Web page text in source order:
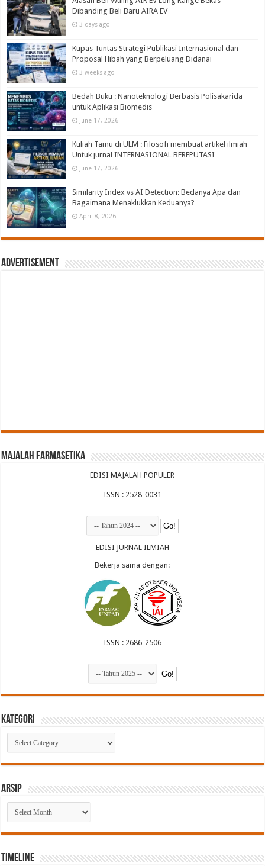
Dibanding Beli Baru AIRA EV
3 days ago
Kupas Tuntas Strategi Publikasi Internasional dan
Proposal Hibah yang Berpeluang Didanai
3 weeks ago
Bedah Buku : Nanoteknologi Berbasis Polisakarida
untuk Aplikasi Biomedis
June 17, 2026
Kuliah Tamu di ULM : Filosofi membuat artikel ilmiah
Untuk jurnal INTERNASIONAL BEREPUTASI
June 17, 2026
Similarity Index vs AI Detection: Bedanya Apa dan
Bagaimana Menaklukkan Keduanya?
April 8, 2026
Advertisement
Majalah Farmasetika
EDISI MAJALAH POPULER
ISSN : 2528-0031
EDISI JURNAL ILMIAH
Bekerja sama dengan:
ISSN : 2686-2506
Kategori
Kategori
Arsip
Arsip
Timeline